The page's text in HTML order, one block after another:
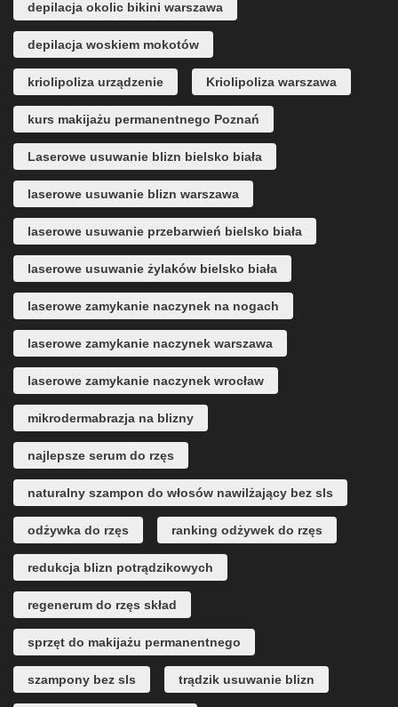
depilacja okolic bikini warszawa
depilacja woskiem mokotów
kriolipoliza urządzenie Kriolipoliza warszawa
kurs makijażu permanentnego Poznań
Laserowe usuwanie blizn bielsko biała
laserowe usuwanie blizn warszawa
laserowe usuwanie przebarwień bielsko biała
laserowe usuwanie żylaków bielsko biała
laserowe zamykanie naczynek na nogach
laserowe zamykanie naczynek warszawa
laserowe zamykanie naczynek wrocław
mikrodermabrazja na blizny
najlepsze serum do rzęs
naturalny szampon do włosów nawilżający bez sls
odżywka do rzęs ranking odżywek do rzęs
redukcja blizn potrądzikowych
regenerum do rzęs skład
sprzęt do makijażu permanentnego
szampony bez sls trądzik usuwanie blizn